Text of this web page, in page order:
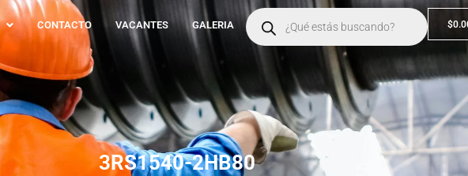
CONTACTO VACANTES GALERIA
Products
search
$
3RS1540-2HB80